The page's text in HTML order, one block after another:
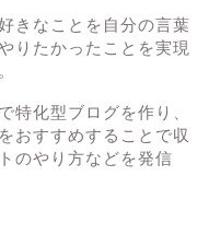
きなことを自分の言葉
りたかったことを実現
特化型ブログを作り、
おすすめすることで収
のやり方などを発信